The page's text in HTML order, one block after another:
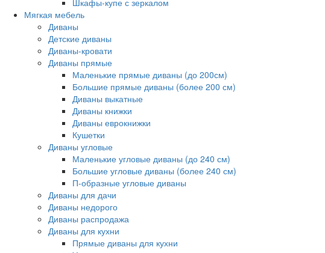
Шкафы-купе с зеркалом
Мягкая мебель
Диваны
Детские диваны
Диваны-кровати
Диваны прямые
Маленькие прямые диваны (до 200см)
Большие прямые диваны (более 200 см)
Диваны выкатные
Диваны книжки
Диваны еврокнижки
Кушетки
Диваны угловые
Маленькие угловые диваны (до 240 см)
Большие угловые диваны (более 240 см)
П-образные угловые диваны
Диваны для дачи
Диваны недорого
Диваны распродажа
Диваны для кухни
Прямые диваны для кухни